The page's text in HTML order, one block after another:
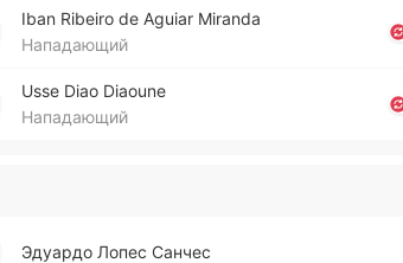
Iban Ribeiro de Aguiar Miranda
Нападающий
Usse Diao Diaoune
Нападающий
Эдуа­рдо Лопес Санчес